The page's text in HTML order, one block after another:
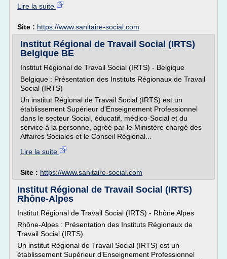
Lire la suite
Site : https://www.sanitaire-social.com
Institut Régional de Travail Social (IRTS)
Belgique BE
Institut Régional de Travail Social (IRTS) - Belgique
Belgique : Présentation des Instituts Régionaux de Travail
Social (IRTS)
Un institut Régional de Travail Social (IRTS) est un
établissement Supérieur d'Enseignement Professionnel
dans le secteur Social, éducatif, médico-Social et du
service à la personne, agréé par le Ministère chargé des
Affaires Sociales et le Conseil Régional...
Lire la suite
Site : https://www.sanitaire-social.com
Institut Régional de Travail Social (IRTS)
Rhône-Alpes
Institut Régional de Travail Social (IRTS) - Rhône Alpes
Rhône-Alpes : Présentation des Instituts Régionaux de
Travail Social (IRTS)
Un institut Régional de Travail Social (IRTS) est un
établissement Supérieur d'Enseignement Professionnel